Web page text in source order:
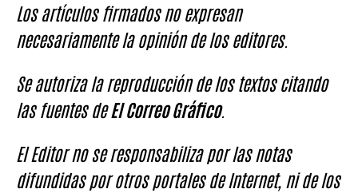
Los artículos firmados no expresan
necesariamente la opinión de los editores.
Se autoriza la reproducción de los textos citando
las fuentes deEl Correo Gráfico.
El Editor no se responsabiliza por las notas
difundidas por otros portales de Internet, ni de los